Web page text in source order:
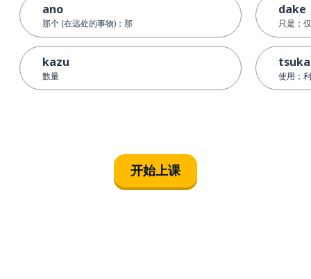
ano
那个 (在远处的事物)；那
kazu
数量
dake
只是；
使用；
开始上课